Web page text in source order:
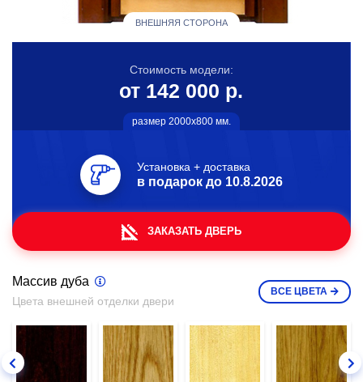
ВНЕШНЯЯ СТОРОНА
Стоимость модели:
от 142 000 р.
размер 2000х800 мм.
Установка + доставка
в подарок до 10.8.2026
ЗАКАЗАТЬ ДВЕРЬ
Массив дуба
Цвета внешней отделки двери
ВСЕ ЦВЕТА